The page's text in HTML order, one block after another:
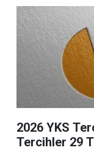
2026 YKS
Tercihler 29